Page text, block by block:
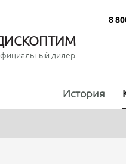
дилер
8
История